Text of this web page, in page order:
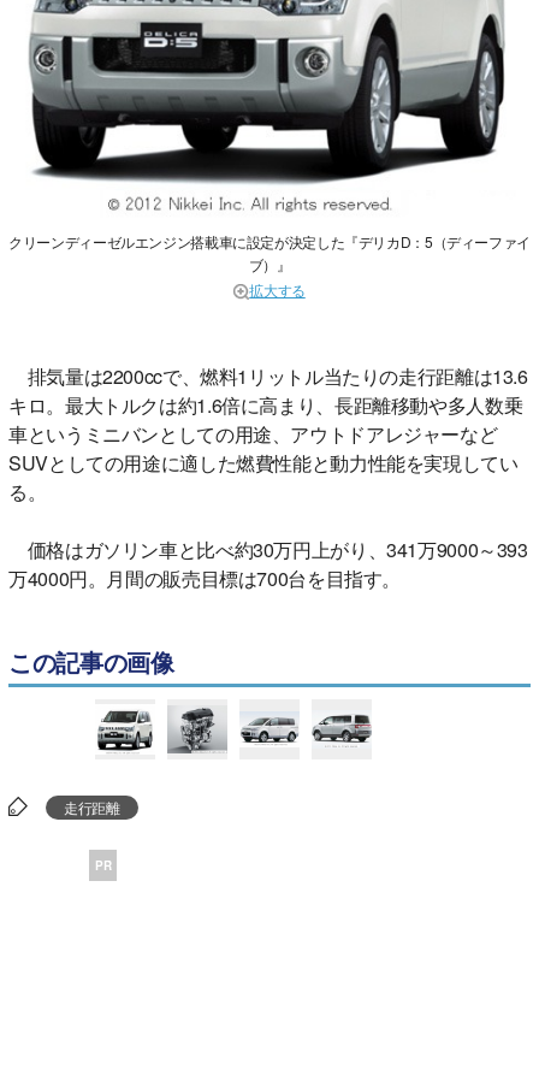
クリーンディーゼルエンジン搭載車に設定が決定した『デリカD：5（ディーファイ
ブ）』
拡大する
排気量は2200ccで、燃料1リットル当たりの走行距離は13.6
キロ。最大トルクは約1.6倍に高まり、長距離移動や多人数乗
車というミニバンとしての用途、アウトドアレジャーなど
SUVとしての用途に適した燃費性能と動力性能を実現してい
る。
価格はガソリン車と比べ約30万円上がり、341万9000～393
万4000円。月間の販売目標は700台を目指す。
この記事の画像
走行距離
PR